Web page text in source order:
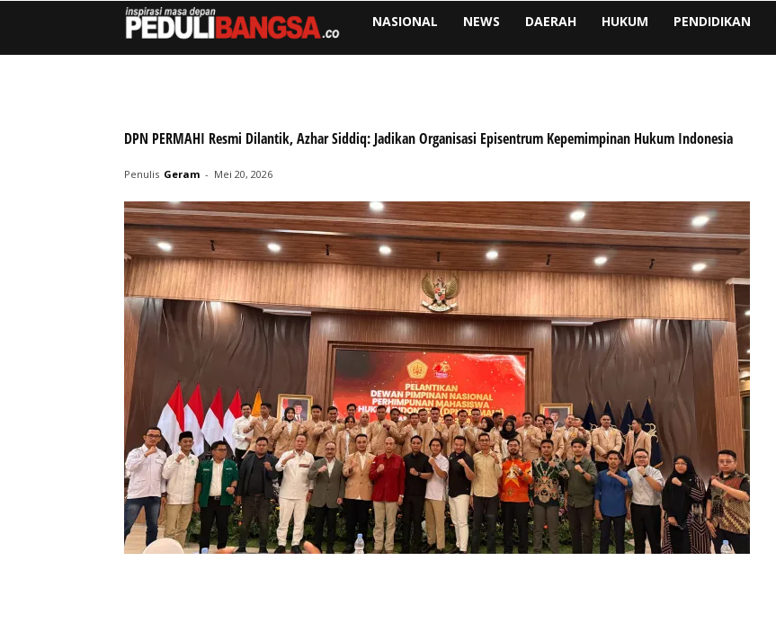
NASIONAL NEWS DAERAH HUKUM PENDIDIKAN
DPN PERMAHI Resmi Dilantik, Azhar Siddiq: Jadikan Organisasi Episentrum Kepemimpinan Hukum Indonesia
Penulis Geram - Mei 20, 2026